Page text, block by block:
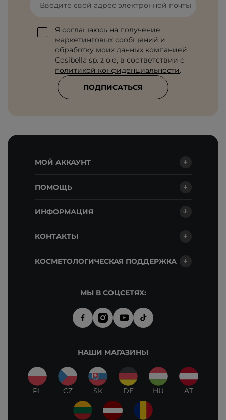
Введите свой адрес электронной почты
Я соглашаюсь на получение
маркетинговых сообщений и
обработку моих данных компанией
Cosibella sp. z o.o, в соответствии с
политикой конфиденциальности.
ПОДПИСАТЬСЯ
МОЙ АККАУНТ
ПОМОЩЬ
ИНФОРМАЦИЯ
КОНТАКТЫ
КОСМЕТОЛОГИЧЕСКАЯ ПОДДЕРЖКА
МЫ В СОЦСЕТЯХ:
НАШИ МАГАЗИНЫ
PL CZ SK DE HU AT